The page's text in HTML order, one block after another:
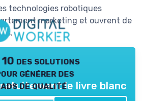
technologies robotiques
marketing et ouvrent de
10 des solutions
générer des
de qualitéle livre blanc